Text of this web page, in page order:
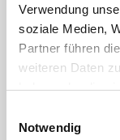
Verwendung
soziale Medien,
Partner führen
weiteren Daten
haben oder die
Cookies, wenn
Notwendig
pro
pro